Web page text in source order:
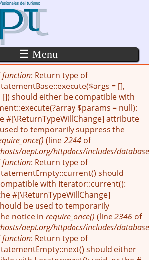
☰ Menu
error
function: Return type of
= [],
[]) should either be compatible with
$params = null):
#[\ReturnTypeWillChange] attribute
to temporarily suppress the
(line2244 of
aept.org/httpdocs/includes/
function: Return type of
should
with Iterator::current():
#[\ReturnTypeWillChange]
be used to temporarily
notice in require_once() (line2346 of
aept.org/httpdocs/includes/
function: Return type of
should either